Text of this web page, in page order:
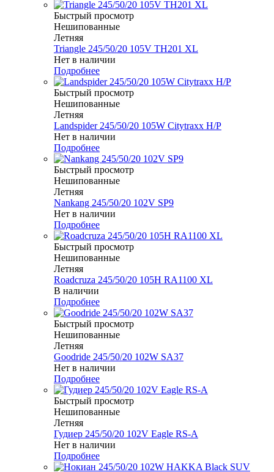
Быстрый просмотр
Нешипованные
Летняя
Triangle 245/50/20 105V TH201 XL
Нет в наличии
Подробнее
Быстрый просмотр
Нешипованные
Летняя
Landspider 245/50/20 105W Citytraxx H/P
Нет в наличии
Подробнее
Быстрый просмотр
Нешипованные
Летняя
Nankang 245/50/20 102V SP9
Нет в наличии
Подробнее
Быстрый просмотр
Нешипованные
Летняя
Roadcruza 245/50/20 105H RA1100 XL
В наличии
Подробнее
Быстрый просмотр
Нешипованные
Летняя
Goodride 245/50/20 102W SA37
Нет в наличии
Подробнее
Быстрый просмотр
Нешипованные
Летняя
Гудиер 245/50/20 102V Eagle RS-A
Нет в наличии
Подробнее